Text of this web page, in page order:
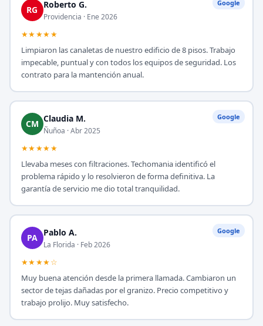
Google
RG Roberto G.
Providencia · Ene 2026
★★★★★
Limpiaron las canaletas de nuestro edificio de 8 pisos. Trabajo
impecable, puntual y con todos los equipos de seguridad. Los
contrato para la mantención anual.
Google
CM Claudia M.
Ñuñoa · Abr 2025
★★★★★
Llevaba meses con filtraciones. Techomania identificó el
problema rápido y lo resolvieron de forma definitiva. La
garantía de servicio me dio total tranquilidad.
Google
PA Pablo A.
La Florida · Feb 2026
★★★★☆
Muy buena atención desde la primera llamada. Cambiaron un
sector de tejas dañadas por el granizo. Precio competitivo y
trabajo prolijo. Muy satisfecho.